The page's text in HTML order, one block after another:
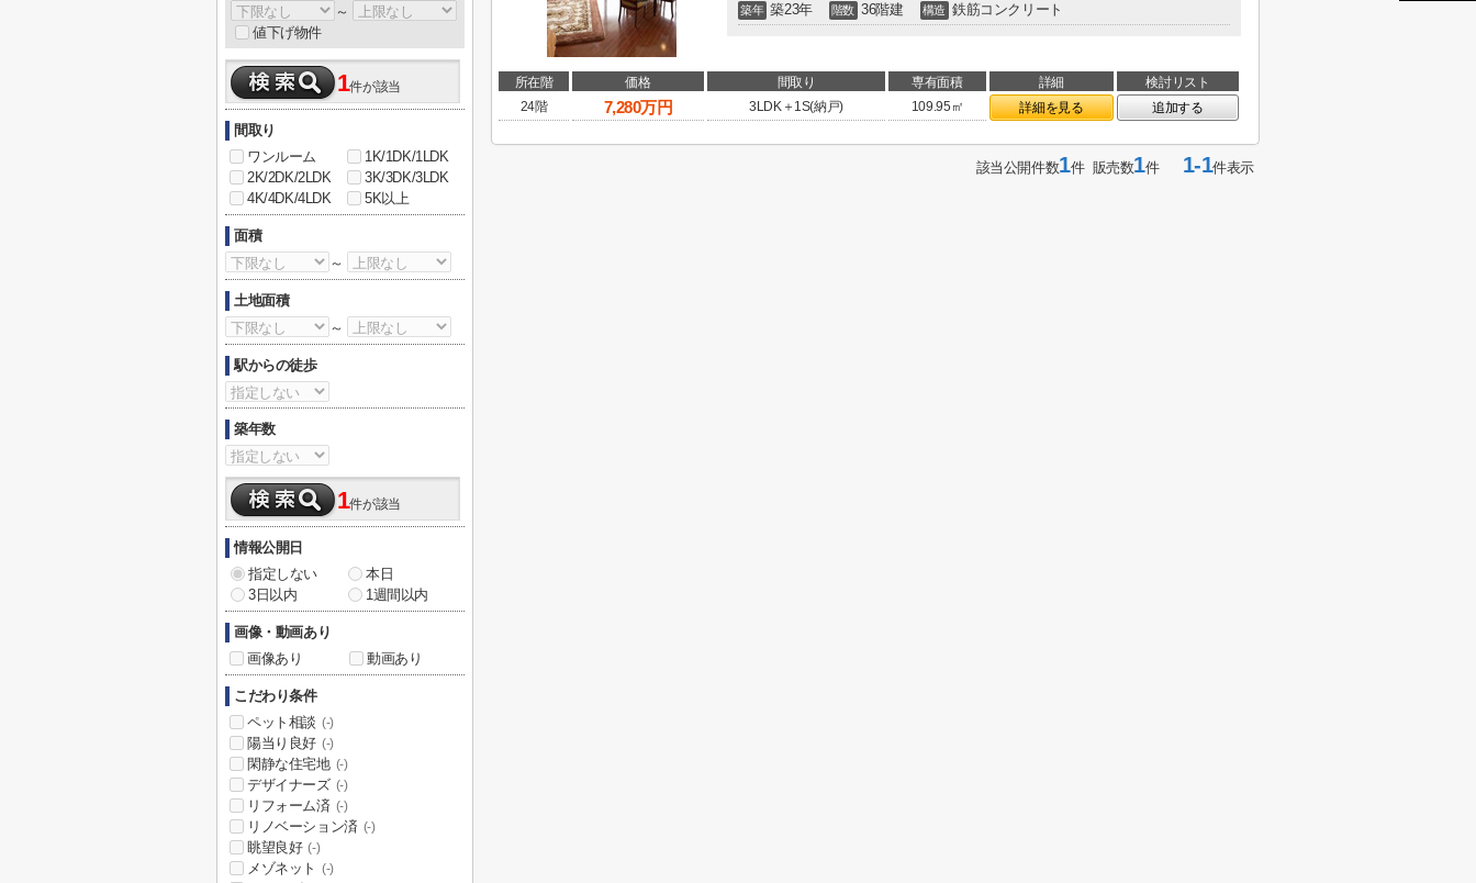
築年 築23年 階数 36階建 構造 鉄筋コンクリート
所在階 価格 間取り 専有面積 詳細
検討リスト
24階
7,280万円 3LDK＋1S(納戸) 109.95㎡ 詳細を見る 追加する
該当公開件数1件 販売数1件1-1件表示
～
値下げ物件
1件が該当
間取り
ワンルーム
1K/1DK/1LDK
2K/2DK/2LDK
3K/3DK/3LDK
4K/4DK/4LDK
5K以上
面積
～
土地面積
～
駅からの徒歩
築年数
1件が該当
情報公開日
指定しない
本日
3日以内
1週間以内
画像・動画あり
画像あり
動画あり
こだわり条件
ペット相談 (-)
陽当り良好 (-)
閑静な住宅地 (-)
デザイナーズ (-)
リフォーム済 (-)
リノベーション済 (-)
眺望良好 (-)
メゾネット (-)